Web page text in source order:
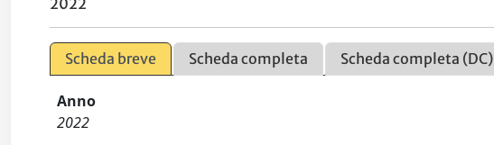
2022
Scheda breve Scheda completa Scheda completa (DC)
Anno
2022